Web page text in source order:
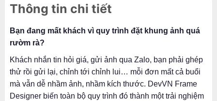
Thông tin chi tiết
Bạn đang mất khách vì quy trình đặt khung ảnh quá
rườm rà?
Khách nhắn tin hỏi giá, gửi ảnh qua Zalo, bạn phải ghép
thử rồi gửi lại, chỉnh tới chỉnh lui… mỗi đơn mất cả buổi
mà vẫn dễ nhầm ảnh, nhầm kích thước. DevVN Frame
Designer biến toàn bộ quy trình đó thành một trải nghiệm